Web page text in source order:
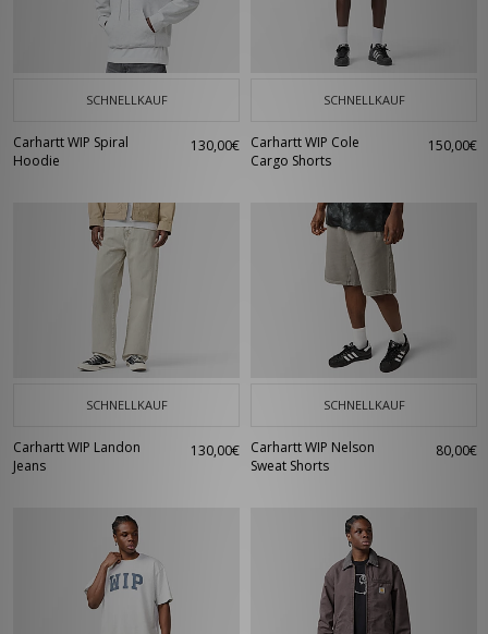
SCHNELLKAUF
Carhartt WIP Spiral
Hoodie
130,00€
SCHNELLKAUF
Carhartt WIP Cole
Cargo Shorts
150,00€
SCHNELLKAUF
Carhartt WIP Landon
Jeans
130,00€
SCHNELLKAUF
Carhartt WIP Nelson
Sweat Shorts
80,00€